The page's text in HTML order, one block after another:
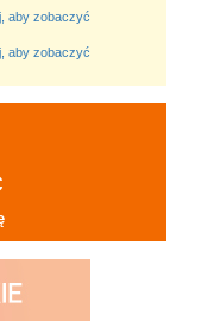
aby zobaczyć
aby zobaczyć